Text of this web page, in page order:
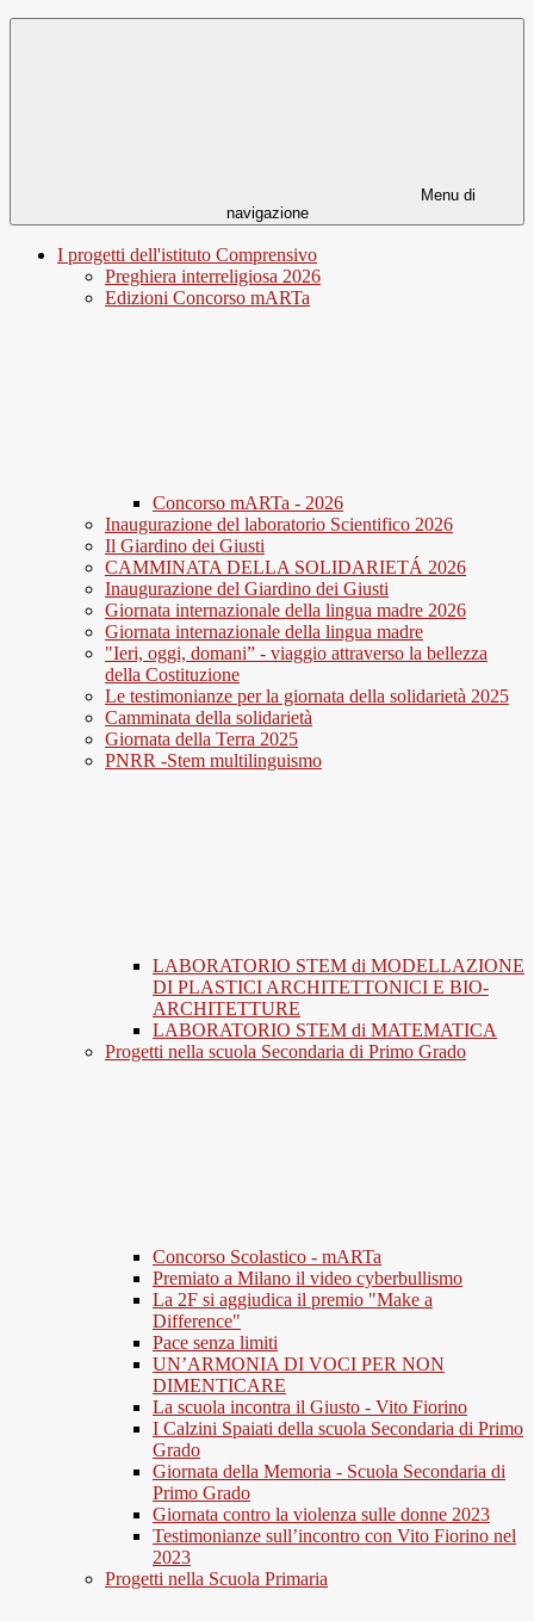
Menu di
navigazione
I progetti dell'istituto Comprensivo
Preghiera interreligiosa 2026
Edizioni Concorso mARTa
Concorso mARTa - 2026
Inaugurazione del laboratorio Scientifico 2026
Il Giardino dei Giusti
CAMMINATA DELLA SOLIDARIETÁ 2026
Inaugurazione del Giardino dei Giusti
Giornata internazionale della lingua madre 2026
Giornata internazionale della lingua madre
"Ieri, oggi, domani” - viaggio attraverso la bellezza
della Costituzione
Le testimonianze per la giornata della solidarietà 2025
Camminata della solidarietà
Giornata della Terra 2025
PNRR -Stem multilinguismo
LABORATORIO STEM di MODELLAZIONE
DI PLASTICI ARCHITETTONICI E BIO-
ARCHITETTURE
LABORATORIO STEM di MATEMATICA
Progetti nella scuola Secondaria di Primo Grado
Concorso Scolastico - mARTa
Premiato a Milano il video cyberbullismo
La 2F si aggiudica il premio "Make a
Difference"
Pace senza limiti
UN’ARMONIA DI VOCI PER NON
DIMENTICARE
La scuola incontra il Giusto - Vito Fiorino
I Calzini Spaiati della scuola Secondaria di Primo
Grado
Giornata della Memoria - Scuola Secondaria di
Primo Grado
Giornata contro la violenza sulle donne 2023
Testimonianze sull’incontro con Vito Fiorino nel
2023
Progetti nella Scuola Primaria